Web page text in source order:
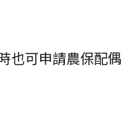
也可申請農保配偶